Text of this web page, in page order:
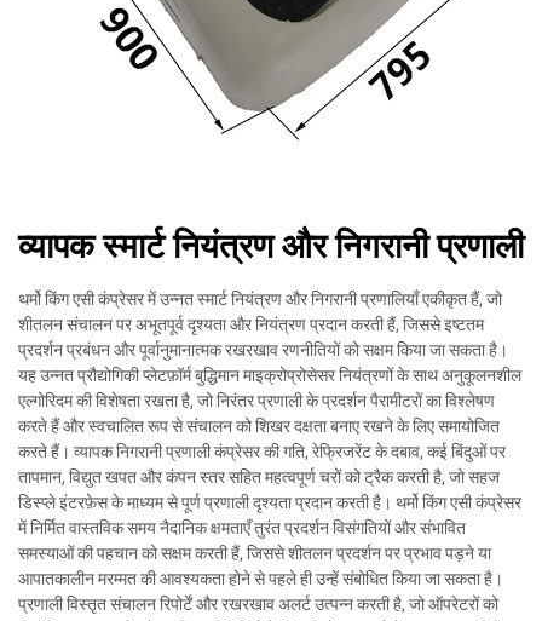
व्यापक स्मार्ट नियंत्रण और निगरानी प्रणाली
थर्मो किंग एसी कंप्रेसर में उन्नत स्मार्ट नियंत्रण और निगरानी प्रणालियाँ एकीकृत हैं, जो
शीतलन संचालन पर अभूतपूर्व दृश्यता और नियंत्रण प्रदान करती हैं, जिससे इष्टतम
प्रदर्शन प्रबंधन और पूर्वानुमानात्मक रखरखाव रणनीतियों को सक्षम किया जा सकता है।
यह उन्नत प्रौद्योगिकी प्लेटफ़ॉर्म बुद्धिमान माइक्रोप्रोसेसर नियंत्रणों के साथ अनुकूलनशील
एल्गोरिदम की विशेषता रखता है, जो निरंतर प्रणाली के प्रदर्शन पैरामीटरों का विश्लेषण
करते हैं और स्वचालित रूप से संचालन को शिखर दक्षता बनाए रखने के लिए समायोजित
करते हैं। व्यापक निगरानी प्रणाली कंप्रेसर की गति, रेफ्रिजरेंट के दबाव, कई बिंदुओं पर
तापमान, विद्युत खपत और कंपन स्तर सहित महत्वपूर्ण चरों को ट्रैक करती है, जो सहज
डिस्प्ले इंटरफ़ेस के माध्यम से पूर्ण प्रणाली दृश्यता प्रदान करती है। थर्मो किंग एसी कंप्रेसर
में निर्मित वास्तविक समय नैदानिक क्षमताएँ तुरंत प्रदर्शन विसंगतियों और संभावित
समस्याओं की पहचान को सक्षम करती हैं, जिससे शीतलन प्रदर्शन पर प्रभाव पड़ने या
आपातकालीन मरम्मत की आवश्यकता होने से पहले ही उन्हें संबोधित किया जा सकता है।
प्रणाली विस्तृत संचालन रिपोर्टें और रखरखाव अलर्ट उत्पन्न करती है, जो ऑपरेटरों को